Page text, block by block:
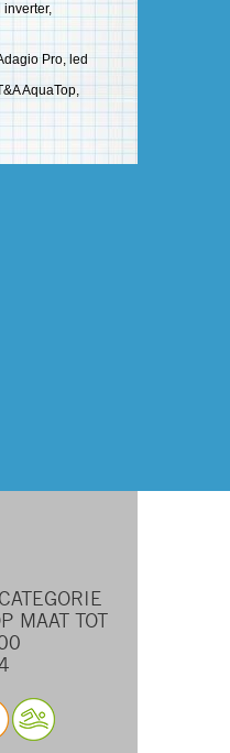
inverter,
Pro, led
AquaTop,
MAAT TOT